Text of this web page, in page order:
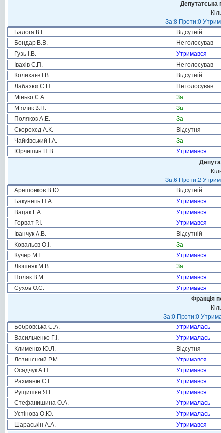
Депутатська
За:8 Проти:0
Балога В.І.
Відсутній
Бондар В.В.
Не голосував
Гузь І.В.
Утримався
Івахів С.П.
Не голосував
Колихаєв І.В.
Відсутній
Лабазюк С.П.
Не голосував
Мінько С.А.
За
М’ялик В.Н.
За
Поляков А.Е.
За
Скороход А.К.
Відсутня
Чайківський І.А.
За
Юрчишин П.В.
Утримався
За:6 Проти:2
Арешонков В.Ю.
Відсутній
Бакунець П.А.
Утримався
Вацак Г.А.
Утримався
Горват Р.І.
Утримався
Іванчук А.В.
Відсутній
Ковальов О.І.
За
Кучер М.І.
Утримався
Люшняк М.В.
За
Поляк В.М.
Утримався
Сухов О.С.
Утримався
Фракція
За:0 Проти:0
Бобровська С.А.
Утрималась
Васильченко Г.І.
Утрималась
Клименко Ю.Л.
Відсутня
Лозинський Р.М.
Утримався
Осадчук А.П.
Утримався
Рахманін С.І.
Утримався
Рущишин Я.І.
Утримався
Стефанишина О.А.
Утрималась
Устінова О.Ю.
Утрималась
Шараськін А.А.
Утримався